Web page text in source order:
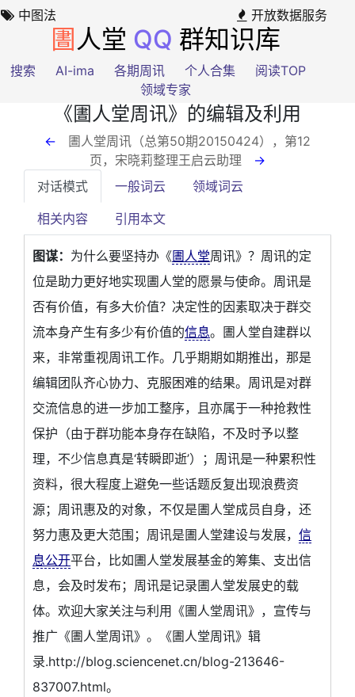
中图法 开放数据服务
圕 人堂 QQ 群知识库
搜索 AI-ima 各期周讯 个人合集
阅读TOP
领域专家
《圕人堂周讯》的编辑及利用
←
圕人堂周讯（总第50期20150424），第12
页 ，宋晓莉整理王启云助理 →
对话模式
一般词云 领域词云
相关内容 引用本文
图谋： 为什么要坚持办《圕人堂周讯》？周讯的定
位是助力更好地实现圕人堂的愿景与使命。周讯是
否有价值，有多大价值？决定性的因素取决于群交
流本身产生有多少有价值的信息。圕人堂自建群以
来，非常重视周讯工作。几乎期期如期推出，那是
编辑团队齐心协力、克服困难的结果。周讯是对群
交流信息的进一步加工整序，且亦属于一种抢救性
保护（由于群功能本身存在缺陷，不及时予以整
理，不少信息真是‘转瞬即逝’）；周讯是一种累积性
资料，很大程度上避免一些话题反复出现浪费资
源；周讯惠及的对象，不仅是圕人堂成员自身，还
努力惠及更大范围；周讯是圕人堂建设与发展， 信
息公开平台，比如圕人堂发展基金的筹集、支出信
息，会及时发布；周讯是记录圕人堂发展史的载
体。欢迎大家关注与利用《圕人堂周讯》，宣传与
推广《圕人堂周讯》。《圕人堂周讯》辑
录.http://blog.sciencenet.cn/blog-213646-
837007.html。